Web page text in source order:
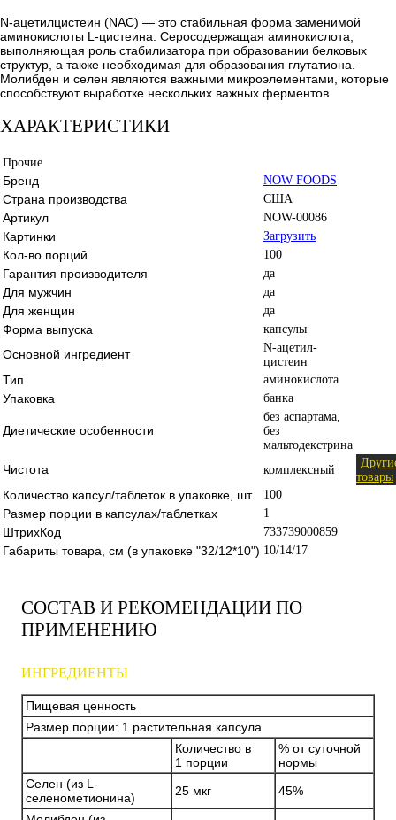
N-ацетилцистеин (NAC) ― это стабильная форма заменимой
аминокислоты L-цистеина. Серосодержащая аминокислота,
выполняющая роль стабилизатора при образовании белковых
структур, а также необходимая для образования глутатиона.
Молибден и селен являются важными микроэлементами, которые
способствуют выработке нескольких важных ферментов.
ХАРАКТЕРИСТИКИ
Прочие
Бренд NOW FOODS
Страна производства США
Артикул NOW-00086
Картинки Загрузить
Кол-во порций 100
Гарантия производителя да
Для мужчин да
Для женщин да
Форма выпуска капсулы
Основной ингредиент
N-ацетил-
цистеин
Тип аминокислота
Упаковка банка
Диетические особенности
без аспартама,
без
мальтодекстрина
Чистота комплексный
товары
Количество капсул/таблеток в упаковке, шт. 100
Размер порции в капсулах/таблетках 1
ШтрихКод 733739000859
Габариты товара, см (в упаковке "32/12*10") 10/14/17
СОСТАВ И РЕКОМЕНДАЦИИ ПО
ПРИМЕНЕНИЮ
ИНГРЕДИЕНТЫ
Пищевая ценность
Размер порции: 1 растительная капсула
Количество в
1 порции
% от суточной
нормы
Селен (из L-
селенометионина)
25 мкг
45%